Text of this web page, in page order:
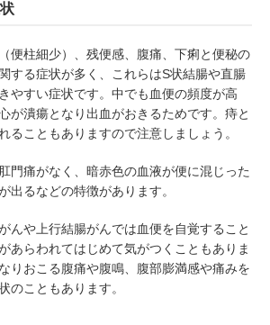
便柱細少）、残便感、腹痛、下痢と便秘の
する症状が多く、これらはS状結腸や直腸
やすい症状です。中でも血便の頻度が高
が潰瘍となり出血がおきるためです。痔と
ることもありますので注意しましょう。
門痛がなく、暗赤色の血液が便に混じった
出るなどの特徴があります。
んや上行結腸がんでは血便を自覚すること
あらわれてはじめて気がつくこともありま
りおこる腹痛や腹鳴、腹部膨満感や痛みを
のこともあります。